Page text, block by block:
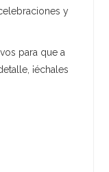
y
para que a
¡échales